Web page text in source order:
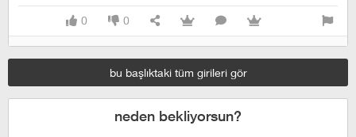
0 0
bu başlıktaki tüm girileri gör
neden bekliyorsun?